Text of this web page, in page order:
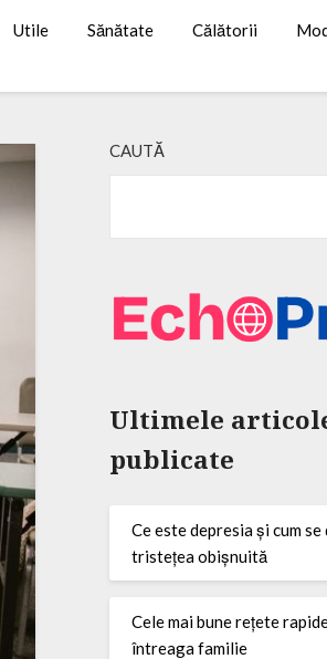
Utile Sănătate Călătorii
CAUTĂ
Ultimele
publicate
Ce este depresia și cum
tristețea obișnuită
Cele mai bune rețete
întreaga familie